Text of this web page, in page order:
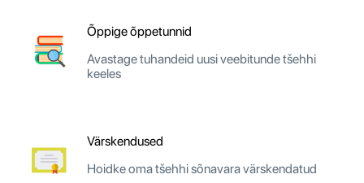
Õppige õppetunnid
Avastage tuhandeid uusi veebitunde tšehhi
keeles
Värskendused
Hoidke oma tšehhi sõnavara värskendatud